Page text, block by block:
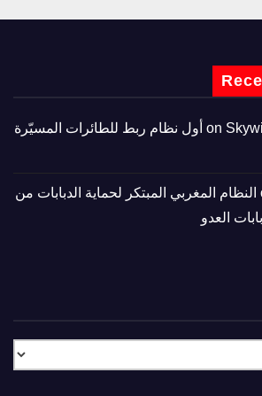
Skywire أول نظام ربط للطائرات المسيّرة
النظام المغربي المبتكر لحماية الدبابات من
العدو